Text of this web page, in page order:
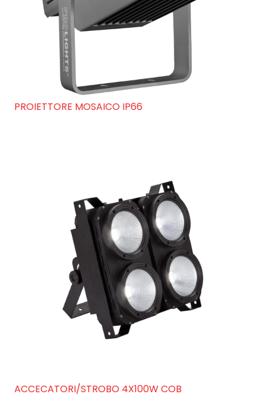
PROIETTORE MOSAICO IP66
ACCECATORI/STROBO 4X100W COB